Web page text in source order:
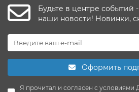
Будьте в центре событий
наши новости! Новинки,
Оформить
Я прочитал и согласен с условиями